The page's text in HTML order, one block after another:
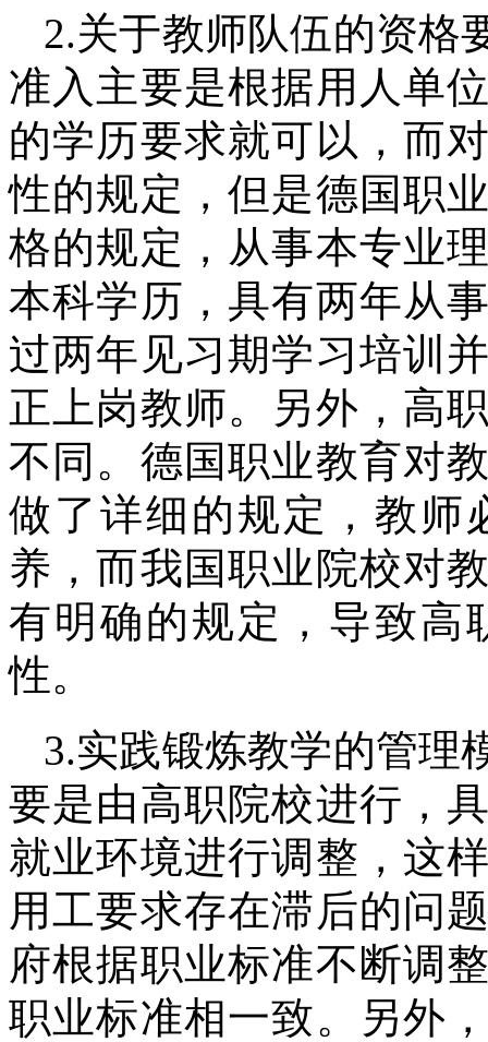
2.关于教师队伍的资格
准入主要是根据用人单
的学历要求就可以，而
性的规定，但是德国职
格的规定，从事本专业
本科学历，具有两年从
过两年见习期学习培训
正上岗教师。另外，高
不同。德国职业教育对
做了详细的规定，教师
养，而我国职业院校对
有明确的规定，导致高
性。
3.实践锻炼教学的管理
要是由高职院校进行，
就业环境进行调整，这
用工要求存在滞后的问
府根据职业标准不断调
职业标准相一致。另外